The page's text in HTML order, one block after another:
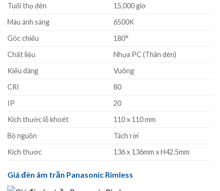
Tuổi thọ đèn
15,000 giờ
Màu ánh sáng
6500K
Góc chiếu
180°
Chất liệu
Nhựa PC (Thân đèn)
Kiểu dáng
Vuông
CRI
80
IP
20
Kích thước lỗ khoét
110 x 110 mm
Bộ nguồn
Tách rời
Kích thước
136 x 136mm x H42.5mm
Giá đèn âm trần Panasonic Rimless